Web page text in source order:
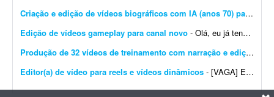
Criação e edição de vídeos biográficos com IA (anos 70) para YouTube
Edição de vídeos gameplay para canal novo - Olá, eu já tenho um canal e gostaria de começar a alimentar um segundo canal de games com uma estética mais dark, no estilo do 'kksaiko'. https://youtube.com/...
Produção de 32 vídeos de treinamento com narração e edição
Editor(a) de vídeo para reels e vídeos dinâmicos - [VAGA] Editor(a) de vídeo freelancer - parceria mensal fixa (remoto) Olá, pessoal! Somos uma agência de marketing digital em fase de expansão e estamos buscando um(a) ed...